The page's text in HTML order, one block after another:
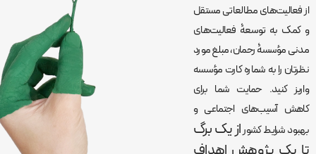
از فعالیت‌های مطالعاتی مستقل
و کمک به توسعۀ فعالیت‌های
مدنی مؤسسۀ رحمان، مبلغ مورد
نظرتان را به شماره کارت مؤسسه
واریز کنید. حمایت شما برای
کاهش آسیب‌های اجتماعی و
بهبود شرایط کشوراز یک برگ